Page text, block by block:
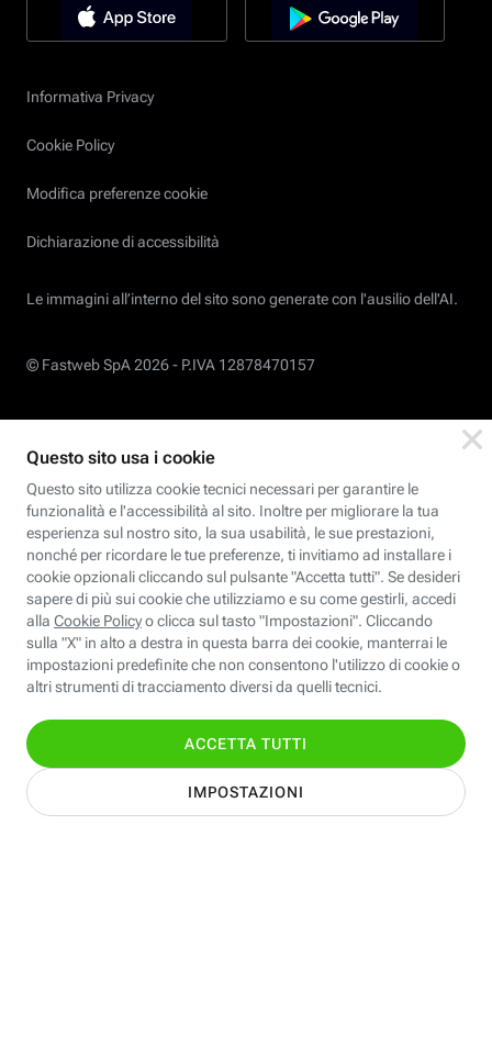
Informativa Privacy
Cookie Policy
Modifica preferenze cookie
Dichiarazione di accessibilità
Le immagini all’interno del sito sono generate con l'ausilio dell'AI.
© Fastweb SpA 2026 - P.IVA 12878470157